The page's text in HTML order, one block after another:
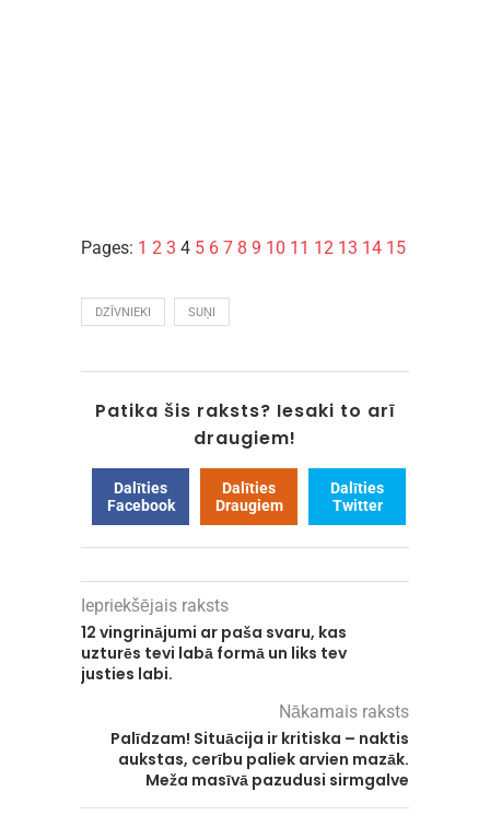
Pages: 1 2 3 4 5 6 7 8 9 10 11 12 13 14 15
DZĪVNIEKI SUŅI
Patika šis raksts? Iesaki to arī
draugiem!
Dalīties
Facebook
Dalīties
Draugiem
Dalīties
Twitter
Iepriekšējais raksts
12 vingrinājumi ar paša svaru, kas
uzturēs tevi labā formā un liks tev
justies labi.
Nākamais raksts
Palīdzam! Situācija ir kritiska – naktis
aukstas, cerību paliek arvien mazāk.
Meža masīvā pazudusi sirmgalve